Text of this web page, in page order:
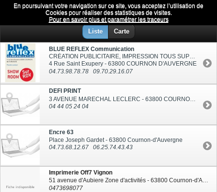
En poursuivant votre navigation sur ce site, vous acceptez l’utilisation de
Cookies pour réaliser des statistiques de visites.
Pour en savoir plus et paramétrer les traceurs
Imprimerie Menu
Liste Carte
BLUE REFLEX Communication
CRÉATION PUBLICITAIRE, IMPRESSION TOUS SUPPORTS
4 Rue Saint Exupery - 63800 COURNON D'AUVERGNE
04.73.98.78.78
09.70.29.16.07
DEFI PRINT
04 44 05 24 04
Encre 63
Place Joseph Gardet - 63800 Cournon-d'Auvergne
04.73.68.12.67
06.25.74.43.43
Imprimerie Off7 Vignon
51 avenue d'Aubiere Zone d'activités - 63800 Cournon-d'Auvergne
0473698077